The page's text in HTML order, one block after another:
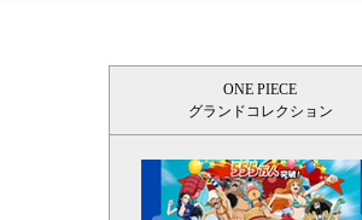
ONE PIECE
グランドコレクション